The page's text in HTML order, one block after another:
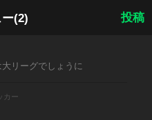
(2) 投稿
リーグでしょうに
カー